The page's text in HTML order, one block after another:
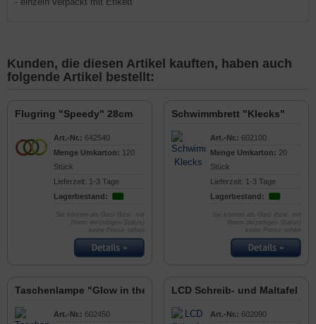
Kunden, die diesen Artikel kauften, haben auch
folgende Artikel bestellt:
Flugring "Speedy" 28cm
Art.-Nr.: 642540
Menge Umkarton: 120
Stück
Lieferzeit: 1-3 Tage
Lagerbestand:
Sie können als Gast (bzw. mit
Ihrem derzeitigen Status)
keine Preise sehen
Schwimmbrett "Klecks"
Art.-Nr.: 602100
Menge Umkarton: 20
Stück
Lieferzeit: 1-3 Tage
Lagerbestand:
Sie können als Gast (bzw. mit
Ihrem derzeitigen Status)
keine Preise sehen
Taschenlampe "Glow in the Dark" 9 LED
Art.-Nr.: 602450
LCD Schreib- und Maltafel
Art.-Nr.: 602090